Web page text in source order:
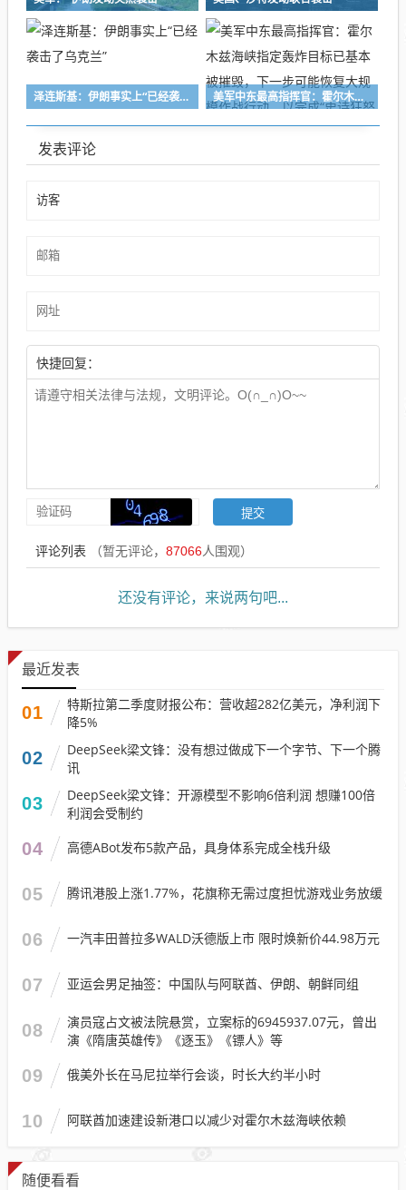
泽连斯基：伊朗事实上“已经袭击了乌克兰” 美军中东最高指挥官：霍尔木兹海峡指定轰炸目标已基本被摧毁，下一步可能恢复大规模作战行动，以完成“史诗狂怒行动”中剩余目标
发表评论
快捷回复：
评论列表 （暂无评论， 87066人围观）
还没有评论，来说两句吧...
最近发表
01
特斯拉第二季度财报公布：营收超282亿美元，净利润下
降5%
02
DeepSeek梁文锋：没有想过做成下一个字节、下一个腾
讯
03
DeepSeek梁文锋：开源模型不影响6倍利润 想赚100倍
利润会受制约
04 高德ABot发布5款产品，具身体系完成全栈升级
05 腾讯港股上涨1.77%，花旗称无需过度担忧游戏业务放缓
06 一汽丰田普拉多WALD沃德版上市 限时焕新价44.98万元
07 亚运会男足抽签：中国队与阿联酋、伊朗、朝鲜同组
08
演员寇占文被法院悬赏，立案标的6945937.07元，曾出
演《隋唐英雄传》《逐玉》《镖人》等
09 俄美外长在马尼拉举行会谈，时长大约半小时
10 阿联酋加速建设新港口以减少对霍尔木兹海峡依赖
随便看看